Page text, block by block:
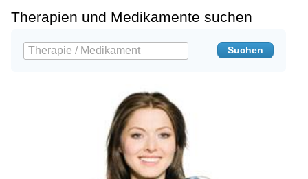
Therapien und Medikamente suchen